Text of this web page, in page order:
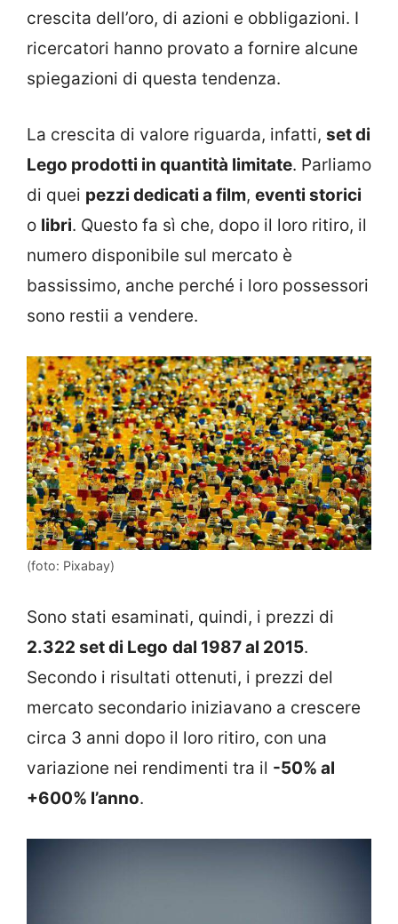
crescita dell’oro, di azioni e obbligazioni. I
ricercatori hanno provato a fornire alcune
spiegazioni di questa tendenza.
La crescita di valore riguarda, infatti, set di
Lego prodotti in quantità limitate. Parliamo
di quei pezzi dedicati a film, eventi storici
o libri. Questo fa sì che, dopo il loro ritiro, il
numero disponibile sul mercato è
bassissimo, anche perché i loro possessori
sono restii a vendere.
(foto: Pixabay)
Sono stati esaminati, quindi, i prezzi di
2.322 set di Lego dal 1987 al 2015.
Secondo i risultati ottenuti, i prezzi del
mercato secondario iniziavano a crescere
circa 3 anni dopo il loro ritiro, con una
variazione nei rendimenti tra il -50% al
+600% l’anno.